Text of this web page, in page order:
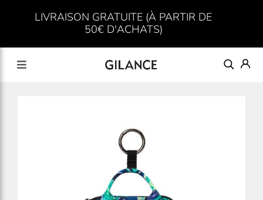
LIVRAISON GRATUITE (À PARTIR DE
50€ D'ACHATS)